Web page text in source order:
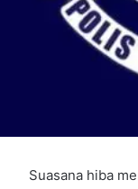
Suasana hiba